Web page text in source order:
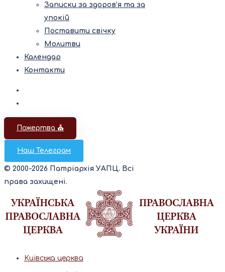
Записки за здоров’я та за
упокій
Поставити свічку
Молитви
Календар
Контакти
Пожертва ⛪️
Наш Телеграм
© 2000-2026 Патріархія УАПЦ. Всі
права захищені.
Київська церква